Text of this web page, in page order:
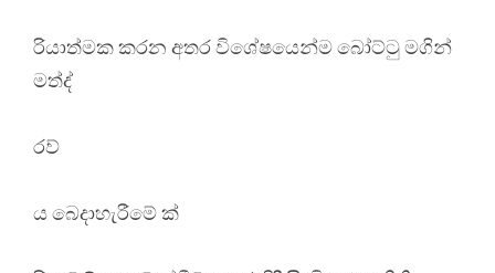
රියාත්මක කරන අතර විශේෂයෙන්ම බෝට්ටු මගින්
මත්ද්
රව්
ය බෙදාහැරීමේ ක්